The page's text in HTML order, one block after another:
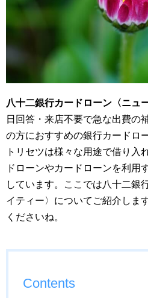
八十二銀行カードローン〈ニュ
日回答・来店不要で急な出費の
の方におすすめの銀行カードロ
トリセツは様々な用途で借り入
ドローンやカードローンを利用
しています。ここでは八十二銀
イティー〉についてご紹介しま
くださいね。
Contents